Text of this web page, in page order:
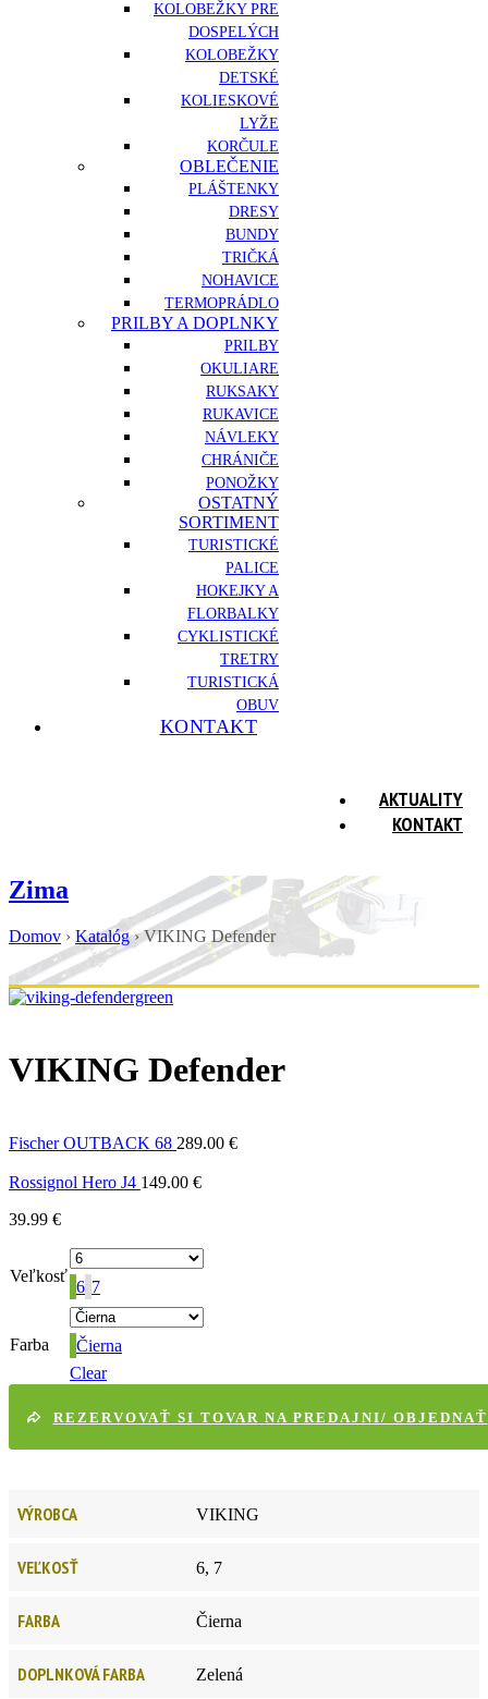
KOLOBEŽKY PRE
DOSPELÝCH
KOLOBEŽKY
DETSKÉ
KOLIESKOVÉ
LYŽE
KORČULE
OBLEČENIE
PLÁŠTENKY
DRESY
BUNDY
TRIČKÁ
NOHAVICE
TERMOPRÁDLO
PRILBY A DOPLNKY
PRILBY
OKULIARE
RUKSAKY
RUKAVICE
NÁVLEKY
CHRÁNIČE
PONOŽKY
OSTATNÝ
SORTIMENT
TURISTICKÉ
PALICE
HOKEJKY A
FLORBALKY
CYKLISTICKÉ
TRETRY
TURISTICKÁ
OBUV
KONTAKT
AKTUALITY
KONTAKT
Zima
Domov › Katalóg›VIKING Defender
VIKING Defender
Fischer OUTBACK 68 289.00 €
Rossignol Hero J4 149.00 €
39.99 €
Veľkosť
6 7
Farba
Čierna
Clear
REZERVOVAŤ SI TOVAR NA PREDAJNI/ OBJEDNAŤ
VÝROBCA VIKING
VEĽKOSŤ 6, 7
FARBA Čierna
DOPLNKOVÁ FARBA Zelená